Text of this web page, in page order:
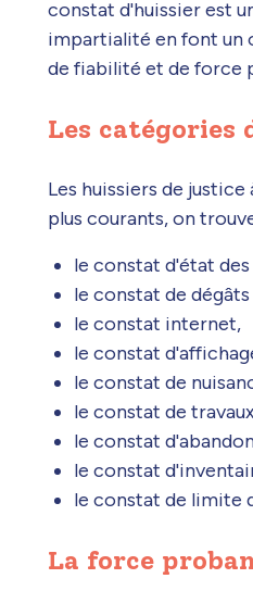
constat d'huissier est
impartialité en font un
de fiabilité et de force
Les catégories
Les huissiers de
plus courants, on
le constat d'état des
le constat de dégâts
le constat internet,
le constat
le constat de
le constat de
le constat
le constat
le constat de limite
La force